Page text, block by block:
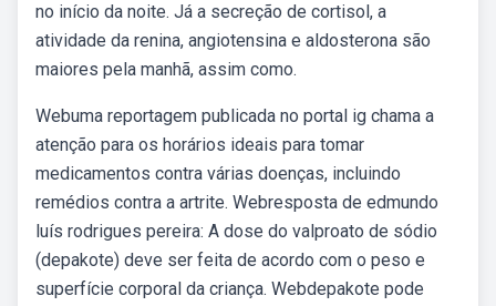
no início da noite. Já a secreção de cortisol, a
atividade da renina, angiotensina e aldosterona são
maiores pela manhã, assim como.
Webuma reportagem publicada no portal ig chama a
atenção para os horários ideais para tomar
medicamentos contra várias doenças, incluindo
remédios contra a artrite. Webresposta de edmundo
luís rodrigues pereira: A dose do valproato de sódio
(depakote) deve ser feita de acordo com o peso e
superfície corporal da criança. Webdepakote pode